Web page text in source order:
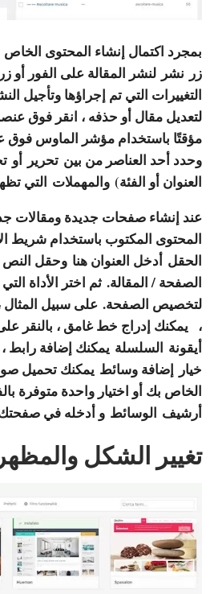
بمجرد اكتمال إنشاء المحتوى
زر نشر لنشر المقالة على الفور أو زر
التغييرات التي تم إجراؤها وتأجيل
لتعديل مقال أو حذفه ، انقر فوق
مؤقتًا باستخدام مؤشر الماوس فوق
وحدد أحد العناصر من بين تحرير أو
العنوان أو الفئة) والمهملات التي
عند إنشاء صفحات جديدة ومقالات
المحتوى المكتوب باستخدام شريط
الحقل أدخل العنوان هنا وحقل
الصفحة / المقالة. ثم اختر الأداة
لتخصيص الصفحة. على سبيل المثال
، يمكنك إدراج خط غامق ، بالنقر
أيقونة السلسلة يمكنك إضافة رابط
خيار إضافة وسائط يمكنك تحميل
الخاص بك أو اختيار واحدة متوفرة
أرشيف الوسائط و أدخله في صفحتك
تغيير الشكل والمظهر